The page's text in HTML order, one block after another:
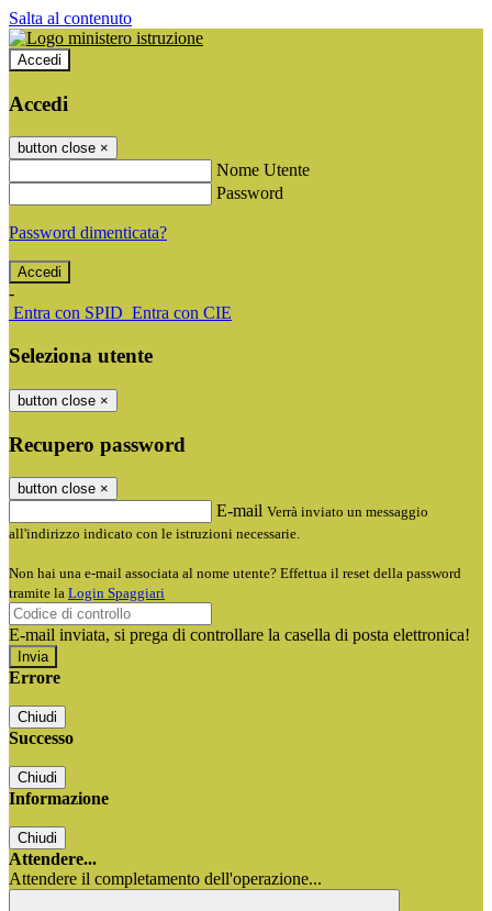
Salta al contenuto
Accedi
Accedi
button close ×
Nome Utente
Password
Password dimenticata?
-
Entra con SPID Entra con CIE
Seleziona utente
button close ×
Recupero password
button close ×
E-mail Verrà inviato un messaggio
all'indirizzo indicato con le istruzioni necessarie.
Non hai una e-mail associata al nome utente? Effettua il reset della password
tramite la Login Spaggiari
E-mail inviata, si prega di controllare la casella di posta elettronica!
Errore
Chiudi
Successo
Chiudi
Informazione
Chiudi
Attendere...
Attendere il completamento dell'operazione...